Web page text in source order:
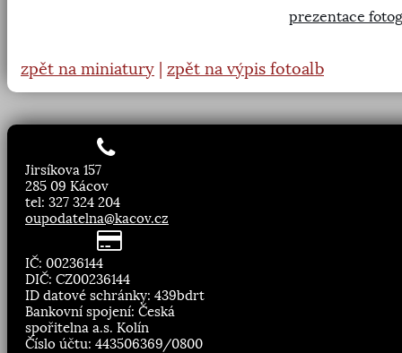
prezentace
zpět na miniatury zpět na výpis fotoalb
Jirsíkova 157
285 09 Kácov
tel: 327 324 204
oupodatelna@kacov.cz
IČ: 00236144
DIČ: CZ00236144
ID datové schránky: 439bdrt
Bankovní spojení: Česká
spořitelna a.s. Kolín
Číslo účtu: 443506369/0800